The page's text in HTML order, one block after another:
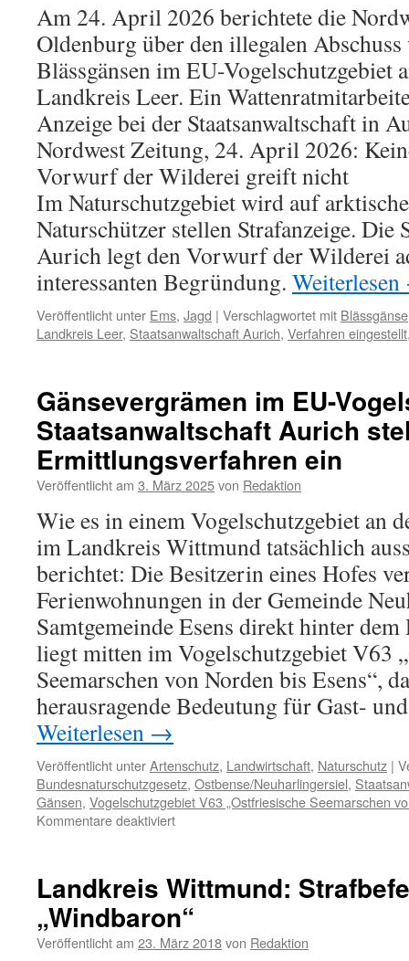
Am 24. April 2026 berichtete die
Oldenburg über den illegalen
Blässgänsen im EU-Vogelschutzgebiet
Landkreis Leer. Ein
Anzeige bei der Staatsanwaltschaft in
Nordwest Zeitung, 24. April 2026:
Vorwurf der Wilderei greift nicht
Im Naturschutzgebiet wird auf arktische
Naturschützer stellen Strafanzeige. Die
Aurich legt den Vorwurf der Wilderei
interessanten Begründung. Weiterlesen
Veröffentlicht unter Ems, Jagd | Verschlagwortet mit Blässgänse
Landkreis Leer, Staatsanwaltschaft Aurich, Verfahren eingestellt
Gänsevergrämen im EU-
Staatsanwaltschaft Aurich
Ermittlungsverfahren ein
Veröffentlicht am 3. März 2025von Redaktion
Wie es in einem Vogelschutzgebiet an
im Landkreis Wittmund tatsächlich
berichtet: Die Besitzerin eines Hofes
Ferienwohnungen in der Gemeinde
Samtgemeinde Esens direkt hinter
liegt mitten im Vogelschutzgebiet V63
Seemarschen von Norden bis Esens“,
herausragende Bedeutung für Gast-
Weiterlesen →
Veröffentlicht unterArtenschutz, Landwirtschaft, Naturschutz |
Bundesnaturschutzgesetz, Ostbense/Neuharlingersiel,
Gänsen, Vogelschutzgebiet V63 „Ostfriesische Seemarschen
Kommentare deaktiviertfür
Vogelschutzgebiet
–
Staatsanwaltschaft
Aurich
Landkreis Wittmund:
„Windbaron“
Veröffentlicht am 23. März 2018von Redaktion